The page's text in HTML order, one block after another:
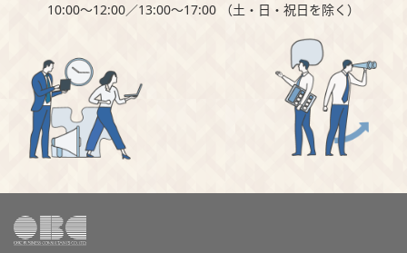
10:00～12:00∕13:00～17:00 （⼟・⽇・祝⽇を除く）